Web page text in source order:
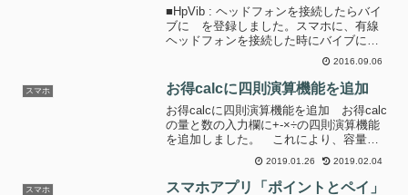
■HpVib : ヘッドフォンを接続したらバイ
ブに を登録しました。スマホに、有線
ヘッドフォンを接続した時にバイブに、
外した時にサウンドに、マナーモードを
切り替える。繋いだ状態でサウンドに設
定しようとするとバイブに変更する、と
いうそれだけの...
2016.09.06
スマホ お得calcに四則演算機能を追加
お得calcに四則演算機能を追加 お得calc
の量と数の入力欄に+-×÷の四則演算機能
を追加しました。 これにより、容量違
いの組み合わせ商品でも別に電卓を使用
せずにお得calc内で合計容量を計算し簡
単に比較できるようになりました。四則
2019.01.26 2019.02.04
スマホ
スマホアプリ「ポイントとペイ」